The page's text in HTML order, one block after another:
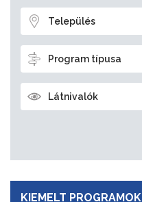
Település
Program típusa
Látnivalók
KIEMELT PROGRAMOK